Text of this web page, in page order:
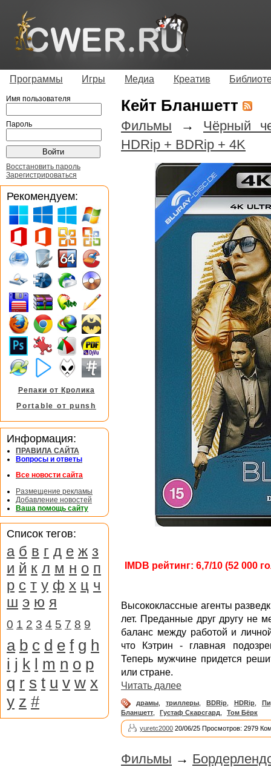
Программы Игры Медиа Креатив
Кейт Бланшетт
Фильмы → Чёрный
HDRip + BDRip + 4K
IMDB рейтинг: 6,7/10 (52 000
Высококлассные агенты
лет. Преданные друг другу не
баланс между работой и
что Кэтрин - главная
Теперь мужчине придется
или стране.
Читать далее
драмы, триллеры, BDRip, HDRip,
Бланшетт
Густаф Скарсгард Том Бёрк
yuretc2000 20/06/25 Просмотров: 2979
Фильмы →
Имя пользователя
Пароль
Восстановить пароль
Зарегистрироваться
Рекомендуем:
Репаки от Кролика
Portable от punsh
Информация:
ПРАВИЛА САЙТА
Вопросы и ответы
Все новости сайта
Размещение рекламы
Добавление новостей
Ваша помощь сайту
Список тегов:
а б в г д е ж з
и й к л м н о п
р с т у ф х ц ч
ш э ю я
0 1 2 3 4 5 7 8 9
a b c d e f g h
i j k l m n o p
q r s t u v w x
y z #